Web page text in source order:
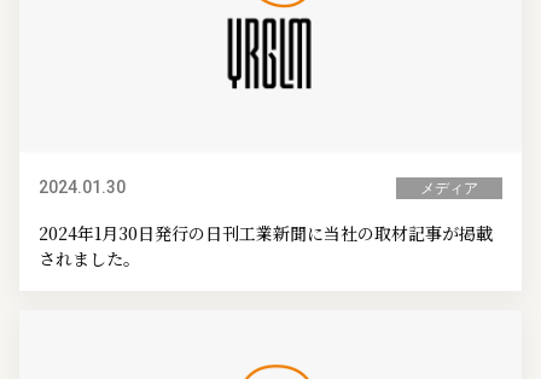
2024.01.30 メディア
2024年1月30日発行の日刊工業新聞に当社の取材記事が掲載
されました。